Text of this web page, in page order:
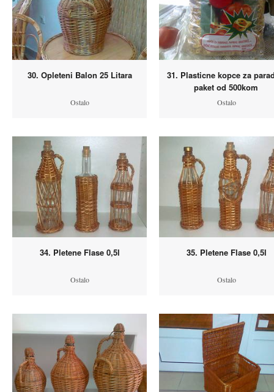
30. Opleteni Balon 25 Litara
Ostalo
31. Plasticne kopce za
paket od 500kom
Ostalo
34. Pletene Flase 0,5l
Ostalo
35. Pletene Flase 0,5l
Ostalo